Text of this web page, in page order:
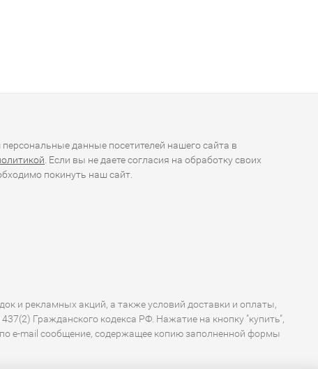
данные посетителей нашего сайта в
. Если вы не даете согласия на обработку своих
покинуть наш сайт.
и рекламных акций, а также условий доставки и оплаты,
Гражданского кодекса РФ. Нажатие на кнопку "купить",
e-mail сообщение, содержащее копию заполненной формы